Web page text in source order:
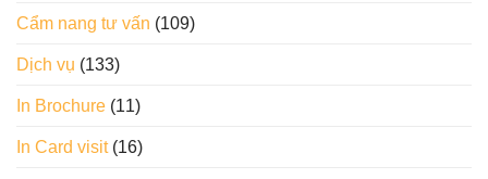
Cẩm nang tư vấn (109)
Dịch vụ (133)
In Brochure (11)
In Card visit(16)